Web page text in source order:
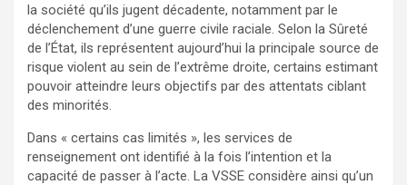
la société qu’ils jugent décadente, notamment par le
déclenchement d’une guerre civile raciale. Selon la Sûreté
de l’État, ils représentent aujourd’hui la principale source de
risque violent au sein de l’extrême droite, certains estimant
pouvoir atteindre leurs objectifs par des attentats ciblant
des minorités.
Dans « certains cas limités », les services de
renseignement ont identifié à la fois l’intention et la
capacité de passer à l’acte. La VSSE considère ainsi qu’un